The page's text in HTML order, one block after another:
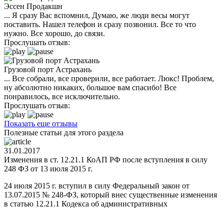
Эссен Продакшн
... Я сразу Вас вспомнил, Думаю, же люди весы могут
поставить. Нашел телефон и сразу позвонил. Все то что
нужно. Все хорошо, до связи.
Прослушать отзыв:
Грузовой порт Астрахань
... Все собрали, все проверили, все работает. Люкс! Проблем,
ну абсолютно никаких, большое вам спасибо! Все
понравилось, все исключительно.
Прослушать отзыв:
Показать еще отзывы
Полезные статьи для этого раздела
31.01.2017
Изменения в ст. 12.21.1 КоАП РФ после вступления в силу
248 ФЗ от 13 июля 2015 г.
24 июля 2015 г. вступил в силу Федеральный закон от
13.07.2015 № 248-ФЗ, который внес существенные изменения
в статью 12.21.1 Кодекса об административных